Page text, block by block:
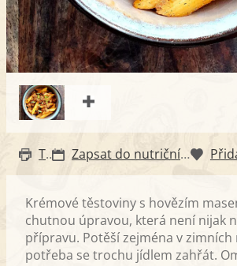
Tisk Zapsat do nutričního diáře
Krémové těstoviny s hovězím
chutnou úpravou, která není nijak
přípravu. Potěší zejména v zimních
potřeba se trochu jídlem zahřát.